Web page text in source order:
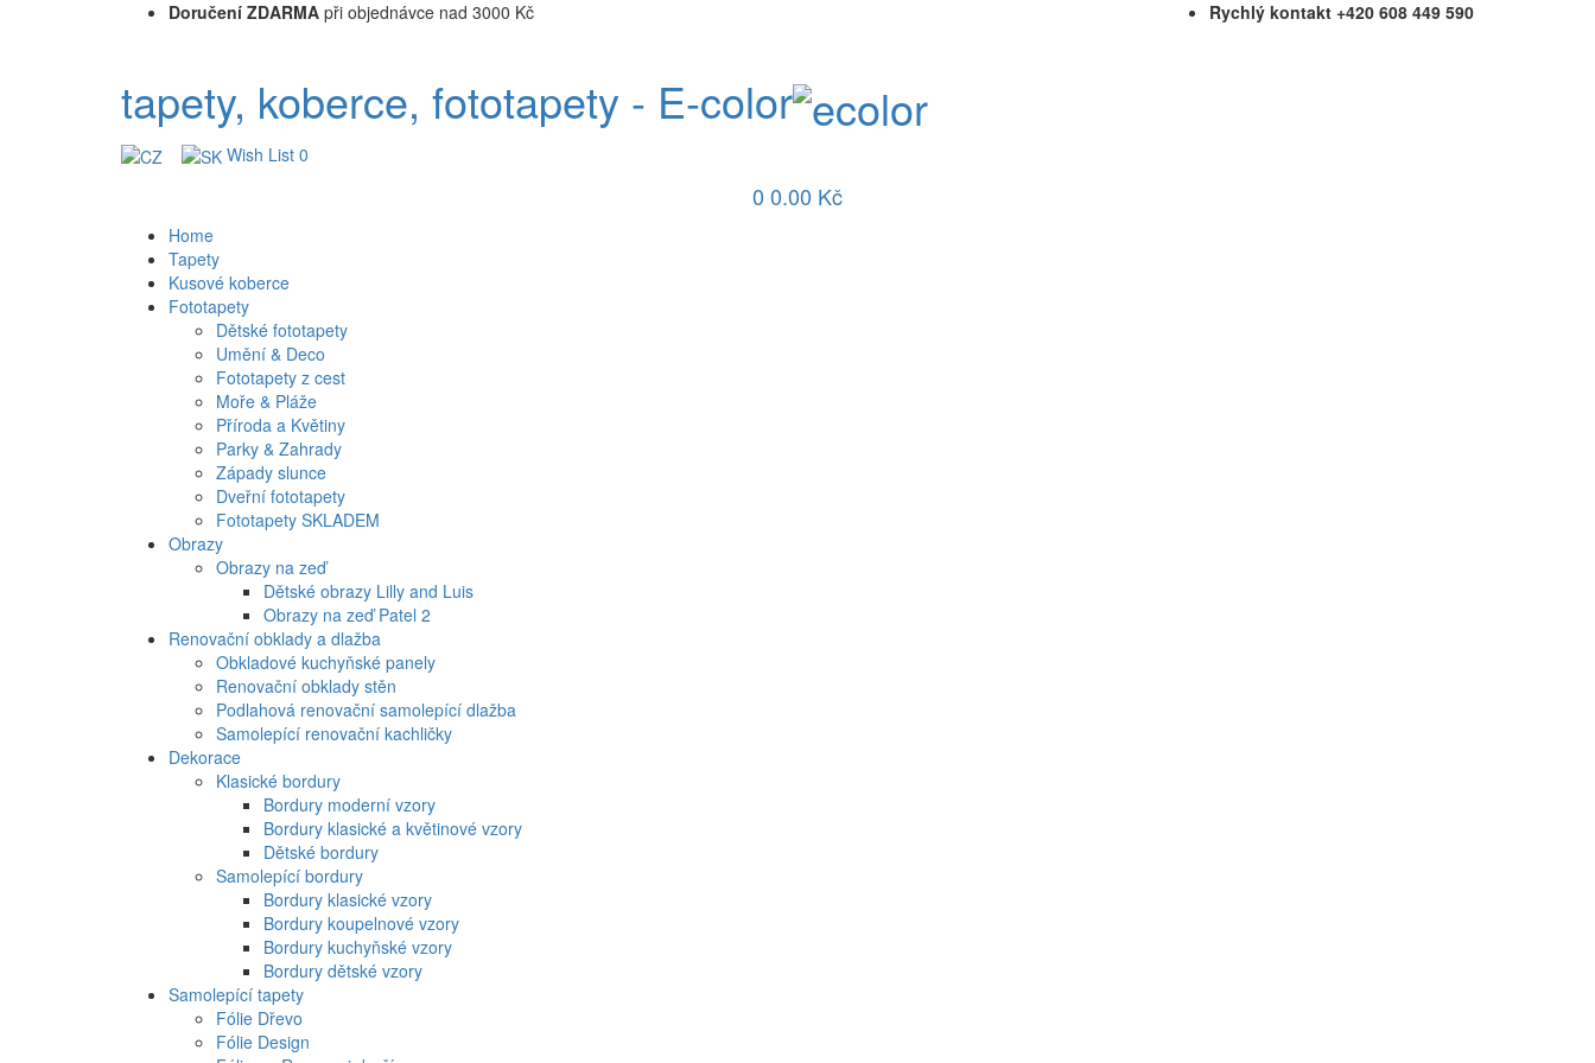
Doručení ZDARMA při objednávce nad 3000 Kč Rychlý kontakt +420 608 449 590
tapety, koberce, fototapety - E-color
Wish List 0
0 0.00 Kč
Home
Tapety
Kusové koberce
Fototapety
Dětské fototapety
Umění & Deco
Fototapety z cest
Moře & Pláže
Příroda a Květiny
Parky & Zahrady
Západy slunce
Dveřní fototapety
Fototapety SKLADEM
Obrazy
Obrazy na zeď
Dětské obrazy Lilly and Luis
Obrazy na zeď Patel 2
Renovační obklady a dlažba
Obkladové kuchyňské panely
Renovační obklady stěn
Podlahová renovační samolepící dlažba
Samolepící renovační kachličky
Dekorace
Klasické bordury
Bordury moderní vzory
Bordury klasické a květinové vzory
Dětské bordury
Samolepící bordury
Bordury klasické vzory
Bordury koupelnové vzory
Bordury kuchyňské vzory
Bordury dětské vzory
Samolepící tapety
Fólie Dřevo
Fólie Design